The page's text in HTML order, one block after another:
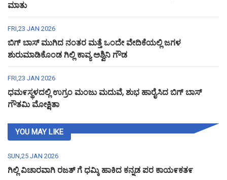
ಮಾತು
FRI,23 JAN 2026
ಬಿಗ್ ಬಾಸ್ ಮುಗಿದ ನಂತರ ಮತ್ತೆ ಒಂದೇ ವೇದಿಕೆಯಲ್ಲಿ ಜಗಳ
ಶುರುಮಾಡಿಕೊಂಡ ಗಿಲ್ಲಿ ಕಾವ್ಯ ಅಶ್ವಿನಿ ಗೌಡ
FRI,23 JAN 2026
ಧಮ೯ಸ್ಥಳದಲ್ಲಿ ಉಗ್ರಂ ಮಂಜು ಮದುವೆ, ಶುಭ ಹಾರೈಸಿದ ಬಿಗ್ ಬಾಸ್
ಗೌತಮಿ ಮೋಕ್ಷಿತಾ
YOU MAY LIKE
SUN,25 JAN 2026
ಗಿಲ್ಲಿ ವಿಚಾರವಾಗಿ ರಜತ್ ಗೆ ಧಮ್ಕಿ ಹಾಕಿದ ಕನ್ನಡ ಪರ ಕಾಯ೯ಕತ೯